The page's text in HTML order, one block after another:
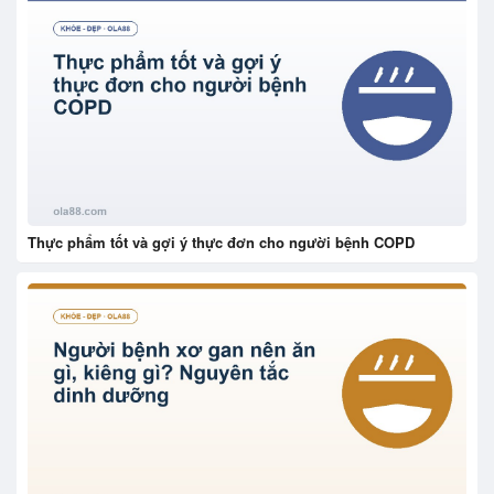
Thực phẩm tốt và gợi ý thực đơn cho người bệnh COPD